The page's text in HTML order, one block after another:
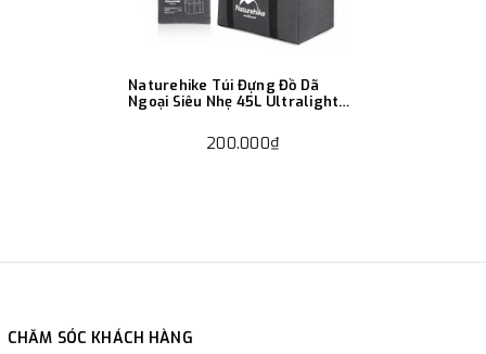
Naturehike Túi Đựng Đồ Dã
Ngoại Siêu Nhẹ 45L Ultralight
200.000₫
CHĂM SÓC KHÁCH HÀNG